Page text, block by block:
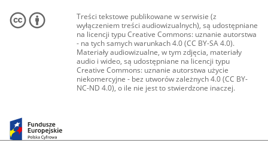
Treści tekstowe publikowane w serwisie (z
wyłączeniem treści audiowizualnych), są udostępniane
na licencji typu Creative Commons: uznanie autorstwa
- na tych samych warunkach 4.0 (CC BY-SA 4.0).
Materiały audiowizualne, w tym zdjęcia, materiały
audio i wideo, są udostępniane na licencji typu
Creative Commons: uznanie autorstwa użycie
niekomercyjne - bez utworów zależnych 4.0 (CC BY-
NC-ND 4.0), o ile nie jest to stwierdzone inaczej.